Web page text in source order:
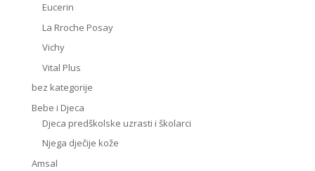
Eucerin
La Rroche Posay
Vichy
Vital Plus
bez kategorije
Bebe i Djeca
Djeca predškolske uzrasti i školarci
Njega dječije kože
Amsal